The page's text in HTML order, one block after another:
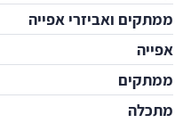
ממתקים ואביזרי אפייה
אפייה
ממתקים
מתכלה